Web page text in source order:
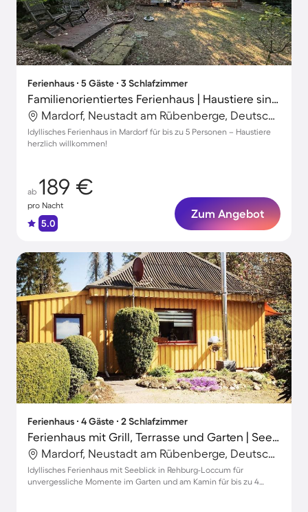
Ferienhaus ∙ 5 Gäste ∙ 3 Schlafzimmer
Familienorientiertes Ferienhaus | Haustiere sind willkommen
Mardorf, Neustadt am Rübenberge, Deutschland
Idyllisches Ferienhaus in Mardorf für bis zu 5 Personen – Haustiere
herzlich willkommen!
ab 189 €
pro Nacht
5.0
Zum Angebot
Ferienhaus ∙ 4 Gäste ∙ 2 Schlafzimmer
Ferienhaus mit Grill, Terrasse und Garten | Seeblick | Ideal für Homeoffice
Mardorf, Neustadt am Rübenberge, Deutschland
Idyllisches Ferienhaus mit Seeblick in Rehburg-Loccum für
unvergessliche Momente im Garten und am Kamin für bis zu 4